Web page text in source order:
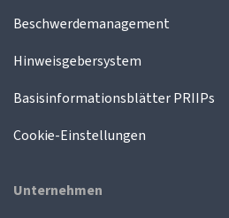
Beschwerdemanagement
Hinweisgebersystem
Basisinformationsblätter PRIIPs
Cookie-Einstellungen
Unternehmen